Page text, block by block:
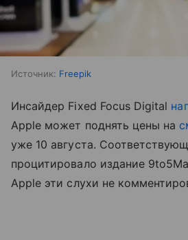
Источник: Freepik
Инсайдер Fixed Focus Digital
Apple может поднять цены на
уже 10 августа.
процитировало издание
Apple эти слухи не